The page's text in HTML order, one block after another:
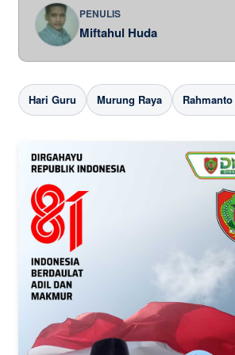
PENULIS
Miftahul Huda
Hari Guru Murung Raya